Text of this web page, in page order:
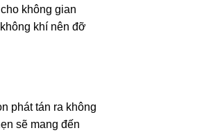
không gian
khí nên đỡ
phát tán ra không
sẽ mang đến